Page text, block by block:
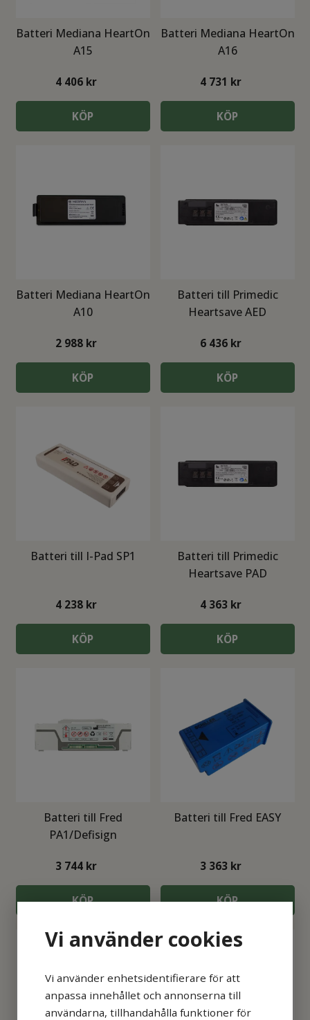
Vi använder cookies
Vi använder enhetsidentifierare för att
anpassa innehållet och annonserna till
användarna, tillhandahålla funktioner för
Batteri Mediana HeartOn
A15
4 406 kr
KÖP
Batteri Mediana HeartOn
A16
4 731 kr
KÖP
Batteri Mediana HeartOn
A10
2 988 kr
KÖP
Batteri till Primedic
Heartsave AED
6 436 kr
KÖP
Batteri till I-Pad SP1
4 238 kr
KÖP
Batteri till Primedic
Heartsave PAD
4 363 kr
KÖP
Batteri till Fred
PA1/Defisign
3 744 kr
KÖP
Batteri till Fred EASY
3 363 kr
KÖP